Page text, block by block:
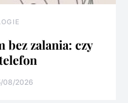
bez zalania: czy
08/2026